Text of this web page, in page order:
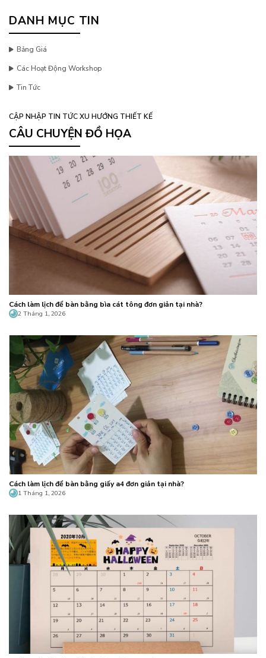
DANH MỤC TIN
Bảng Giá
Các Hoạt Động Workshop
Tin Tức
CẬP NHẬP TIN TỨC XU HƯỚNG THIẾT KẾ
CÂU CHUYỆN ĐỒ HỌA
Cách làm lịch để bàn bằng bìa cát tông đơn giản tại nhà?
2 Tháng 1, 2026
Cách làm lịch để bàn bằng giấy a4 đơn giản tại nhà?
1 Tháng 1, 2026